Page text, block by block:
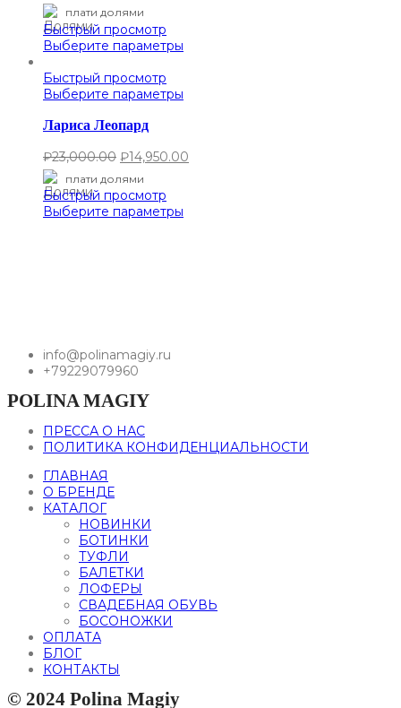
плати долями
Быстрый просмотр
Выберите параметры
Быстрый просмотр
Выберите параметры
Лариса Леопард
₽23,000.00 ₽14,950.00
плати долями
Быстрый просмотр
Выберите параметры
info@polinamagiy.ru
+79229079960
POLINA MAGIY
ПРЕССА О НАС
ПОЛИТИКА КОНФИДЕНЦИАЛЬНОСТИ
ГЛАВНАЯ
О БРЕНДЕ
КАТАЛОГ
НОВИНКИ
БОТИНКИ
ТУФЛИ
БАЛЕТКИ
ЛОФЕРЫ
СВАДЕБНАЯ ОБУВЬ
БОСОНОЖКИ
ОПЛАТА
БЛОГ
КОНТАКТЫ
© 2024 Polina Magiy